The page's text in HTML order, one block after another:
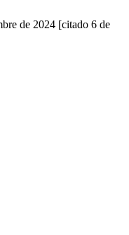
de 2024 [citado 6 de